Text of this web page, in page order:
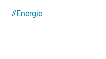
#Energie